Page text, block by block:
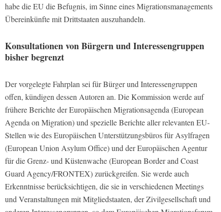
habe die EU die Befugnis, im Sinne eines Migrationsmanagements
Übereinkünfte mit Drittstaaten auszuhandeln.
Konsultationen von Bürgern und Interessengruppen
bisher begrenzt
Der vorgelegte Fahrplan sei für Bürger und Interessengruppen
offen, kündigen dessen Autoren an. Die Kommission werde auf
frühere Berichte der Europäischen Migrationsagenda (European
Agenda on Migration) und spezielle Berichte aller relevanten EU-
Stellen wie des Europäischen Unterstützungsbüros für Asylfragen
(European Union Asylum Office) und der Europäischen Agentur
für die Grenz- und Küstenwache (European Border and Coast
Guard Agency/FRONTEX) zurückgreifen. Sie werde auch
Erkenntnisse berücksichtigen, die sie in verschiedenen Meetings
und Veranstaltungen mit Mitgliedstaaten, der Zivilgesellschaft und